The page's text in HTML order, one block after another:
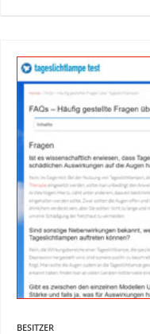
BESITZER